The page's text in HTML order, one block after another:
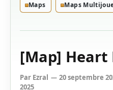
Maps Maps
[Map] Heart
Par Ezral 20 septembre
2025